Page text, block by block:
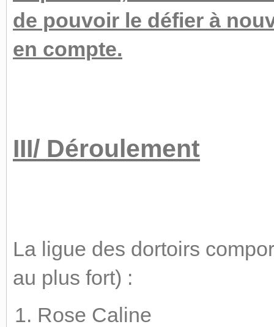
de pouvoir le défier à
en compte.
III/ Déroulement
La ligue des dortoirs
au plus fort) :
Rose Caline